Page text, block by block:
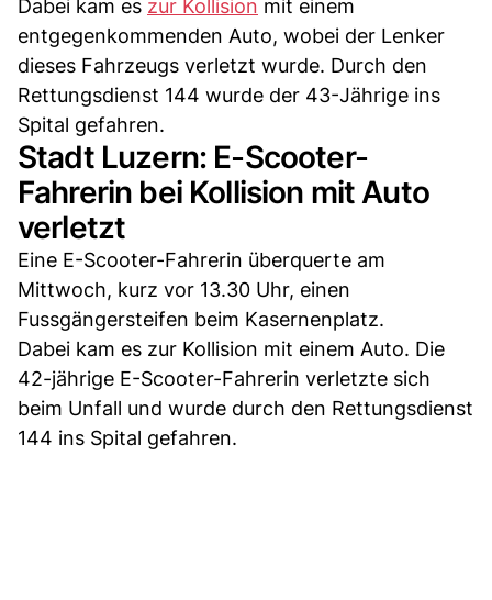
Dabei kam es zur Kollision mit einem
entgegenkommenden Auto, wobei der Lenker
dieses Fahrzeugs verletzt wurde. Durch den
Rettungsdienst 144 wurde der 43-Jährige ins
Spital gefahren.
Stadt Luzern: E-Scooter-
Fahrerin bei Kollision mit Auto
verletzt
Eine E-Scooter-Fahrerin überquerte am
Mittwoch, kurz vor 13.30 Uhr, einen
Fussgängersteifen beim Kasernenplatz.
Dabei kam es zur Kollision mit einem Auto. Die
42-jährige E-Scooter-Fahrerin verletzte sich
beim Unfall und wurde durch den Rettungsdienst
144 ins Spital gefahren.